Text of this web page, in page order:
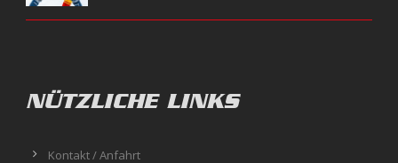
NÜTZLICHE LINKS
Kontakt / Anfahrt